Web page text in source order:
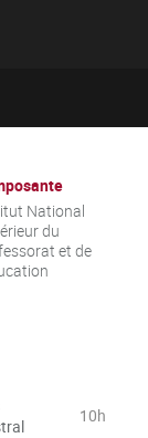
National
du
et de
10h